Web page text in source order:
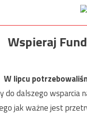
Wspieraj
W lipcu
do dalszego wsparcia
jak ważne jest